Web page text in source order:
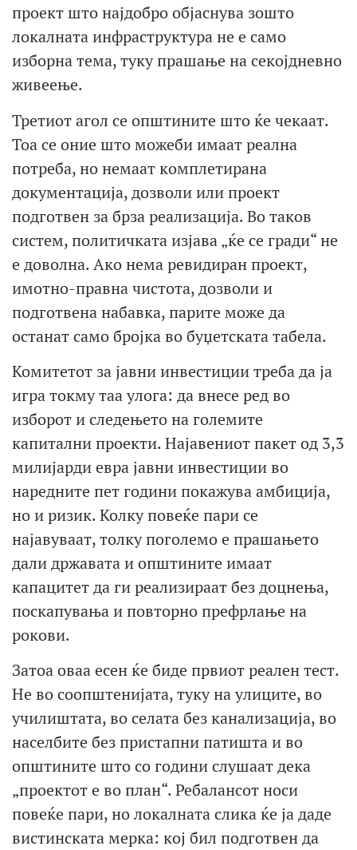
проект што најдобро објаснува зошто
локалната инфраструктура не е само
изборна тема, туку прашање на секојдневно
живеење.
Третиот агол се општините што ќе чекаат.
Тоа се оние што можеби имаат реална
потреба, но немаат комплетирана
документација, дозволи или проект
подготвен за брза реализација. Во таков
систем, политичката изјава „ќе се гради“ не
е доволна. Ако нема ревидиран проект,
имотно-правна чистота, дозволи и
подготвена набавка, парите може да
останат само бројка во буџетската табела.
Комитетот за јавни инвестиции треба да ја
игра токму таа улога: да внесе ред во
изборот и следењето на големите
капитални проекти. Најавениот пакет од 3,3
милијарди евра јавни инвестиции во
наредните пет години покажува амбиција,
но и ризик. Колку повеќе пари се
најавуваат, толку поголемо е прашањето
дали државата и општините имаат
капацитет да ги реализираат без доцнења,
поскапувања и повторно префрлање на
рокови.
Затоа оваа есен ќе биде првиот реален тест.
Не во соопштенијата, туку на улиците, во
училиштата, во селата без канализација, во
населбите без пристапни патишта и во
општините што со години слушаат дека
„проектот е во план“. Ребалансот носи
повеќе пари, но локалната слика ќе ја даде
вистинската мерка: кој бил подготвен да